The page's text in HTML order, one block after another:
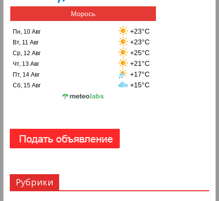
Морось
Пн, 10 Авг +23°C
Вт, 11 Авг +23°C
Ср, 12 Авг +25°C
Чт, 13 Авг +21°C
Пт, 14 Авг +17°C
Сб, 15 Авг +15°C
Рубрики